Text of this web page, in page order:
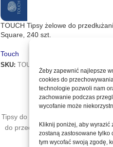
Żeby zapewnić najlepsze
cookies do
technologie pozwoli nam
zachowanie podczas
wycofanie może
Kliknij poniżej, aby wyrazić
zostaną zastosowane tylko
tym wycofać swoją zgodę,
TOUCH Tipsy żelowe do
Square, 240 szt.
Touch
SKU: TOUCH-399
51,00zł
(0)
Tipsy do przedłużania paznokci to
do przedłużania, które
Nasze tipsy są